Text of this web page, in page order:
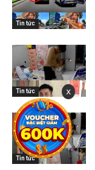
Tin tức
Tin tức
Tin tức
x